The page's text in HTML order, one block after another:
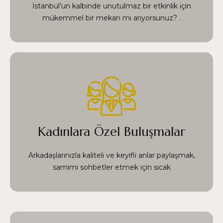
İstanbul’un kalbinde unutulmaz bir etkinlik için
mükemmel bir mekan mı arıyorsunuz? .
imkanlar ile kişiselleştirilmiş hizmet sağlar
Kadınlara Özel Buluşmalar
Arkadaşlarınızla kaliteli ve keyifli anlar paylaşmak,
samimi sohbetler etmek için sıcak
, rahat ve davetkar bir ortam arıyorsanız, Reşat
Efendi tam size göre. Fatih’in tarihi
atmosferinde yer alan mekanımız, hem
konforunuzu hem de mahremiyetinizi ön planda
tutarak, keyifli ve rahat bir deneyim için
mükemmel bir alan sağlar.